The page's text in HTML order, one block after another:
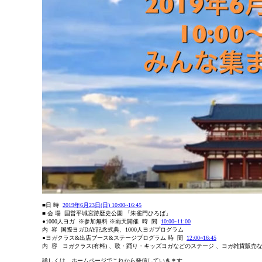
■日 時 2019年6月23日(日) 10:00~16:45
■ 会 場 国営平城宮跡歴史公園 「朱雀門ひろば」
●1000人ヨガ ※参加無料 ※雨天開催 時 間 10:00~11:00
内 容 国際ヨガDAY記念式典、1000人ヨガプログラム
●ヨガクラス&出店ブース&ステージプログラム 時 間 12:00~16:45
内 容 ヨガクラス(有料) 、歌・踊り・キッズヨガなどのステージ 、ヨガ雑貨販売
詳しくは、ホームページでこれから発信していきます。